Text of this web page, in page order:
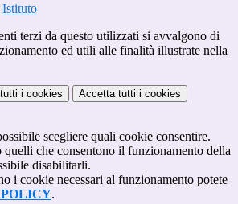
Istituto
terzi da questo utilizzati si avvalgono di
ed utili alle finalità illustrate nella
i cookies Accetta tutti i cookies
scegliere quali cookie consentire.
quelli che consentono il funzionamento della
disabilitarli.
i cookie necessari al funzionamento potete
.